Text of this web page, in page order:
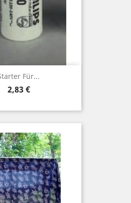
Für...
Preis
2,83 €